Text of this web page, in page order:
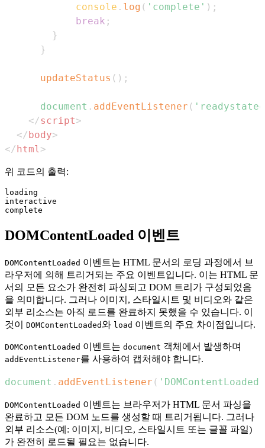
console . log ( 'complete' ) ;
break ;
}
}
updateStatus ( ) ;
document . addEventListener (
</script>
</body>
</html >
위 코드의 출력:
loading
interactive
DOMContentLoaded 이벤트
DOMContentLoaded 이벤트는 HTML 문서의 로딩 과정에서 브
라우저에 의해 트리거되는 주요 이벤트입니다. 이는 HTML 문
서의 모든 요소가 완전히 파싱되고 DOM 트리가 구성되었음
을 의미합니다. 그러나 이미지, 스타일시트 및 비디오와 같은
외부 리소스는 아직 로드를 완료하지 못했을 수 있습니다. 이
것이 DOMContentLoaded와 load 이벤트의 주요 차이점입니다.
DOMContentLoaded 이벤트는 document 객체에서 발생하며
addEventListener를 사용하여 캡처해야 합니다.
document . addEventListener ( 'DOMContentLoaded'
DOMContentLoaded 이벤트는 브라우저가 HTML 문서 파싱을
완료하고 모든 DOM 노드를 생성할 때 트리거됩니다. 그러나
외부 리소스(예: 이미지, 비디오, 스타일시트 또는 글꼴 파일)
가 완전히 로드될 필요는 없습니다.